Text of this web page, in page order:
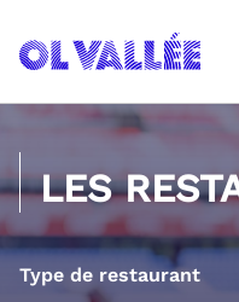
LES
Type de restaurant